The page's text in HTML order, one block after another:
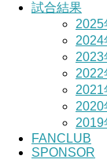
試合結果
2025
2024
2023
2022
2021
2020
2019
FANCLUB
SPONSOR